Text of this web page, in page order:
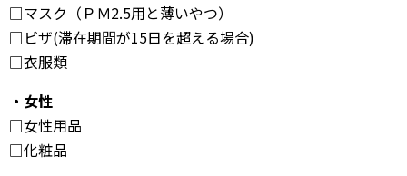
□マスク（ＰＭ2.5用と薄いやつ）
□ビザ(滞在期間が15日を超える場合)
□衣服類
・女性
□女性用品
□化粧品
キングダム
中国映画情報
中国の歴史
中国ニュース